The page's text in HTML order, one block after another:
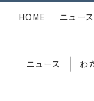
ニュース わ
HOME ニュース